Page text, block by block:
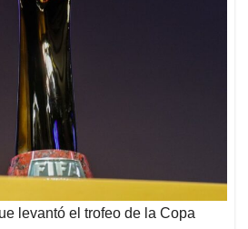
levantó el trofeo de la Copa